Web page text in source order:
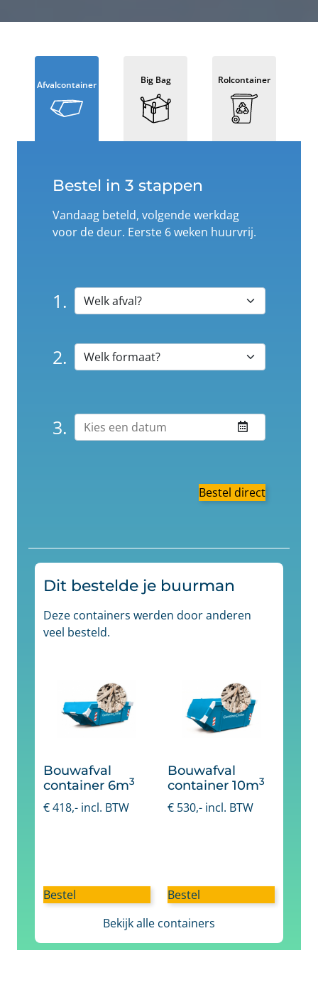
Afvalcontainer Big Bag Rolcontainer
Bestel in 3 stappen
Vandaag beteld, volgende werkdag
voor de deur. Eerste 6 weken huurvrij.
1.
2.
3.
Bestel direct
Dit bestelde je buurman
Deze containers werden door anderen
veel besteld.
Bouwafval
container 6m3
€418,- incl. BTW
Bestel
Bouwafval
container 10m3
€ 530,- incl. BTW
Bestel
Bekijk alle containers